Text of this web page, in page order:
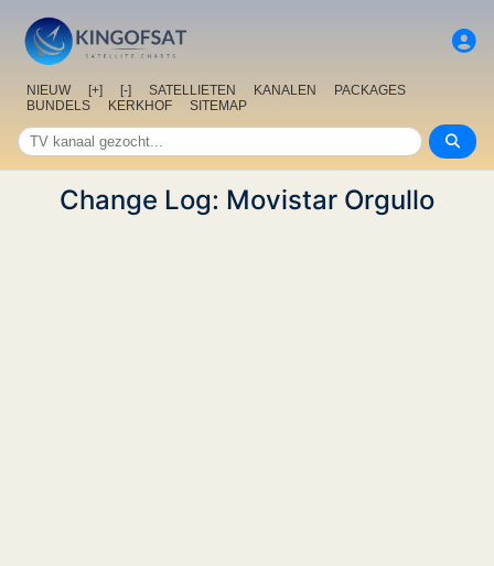
NIEUW [+] [-] SATELLIETEN KANALEN
PACKAGES
BUNDELS
KERKHOF SITEMAP
Change Log: Movistar Orgullo